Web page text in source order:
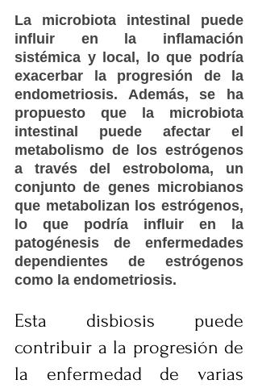
La microbiota intestinal puede
influir en la inflamación
sistémica y local, lo que podría
exacerbar la progresión de la
endometriosis. Además, se ha
propuesto que la microbiota
intestinal puede afectar el
metabolismo de los estrógenos
a través del estroboloma, un
conjunto de genes microbianos
que metabolizan los estrógenos,
lo que podría influir en la
patogénesis de enfermedades
dependientes de estrógenos
como la endometriosis.
Esta disbiosis puede
contribuir a la progresión de
la enfermedad de varias